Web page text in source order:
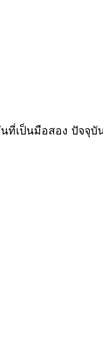
ที่เป็นมือสอง ปัจจุ